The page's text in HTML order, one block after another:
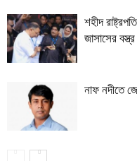
শহীদ
জাসাসের
নাফ নদীতে